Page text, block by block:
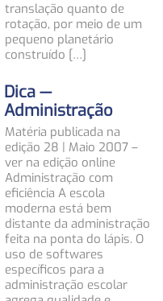
translação quanto de
rotação, por meio de um
pequeno planetário
construído […]
Dica —
Administração
Matéria publicada na
edição 28 | Maio 2007 –
ver na edição online
Administração com
eficiência A escola
moderna está bem
distante da administração
feita na ponta do lápis. O
uso de softwares
específicos para a
administração escolar